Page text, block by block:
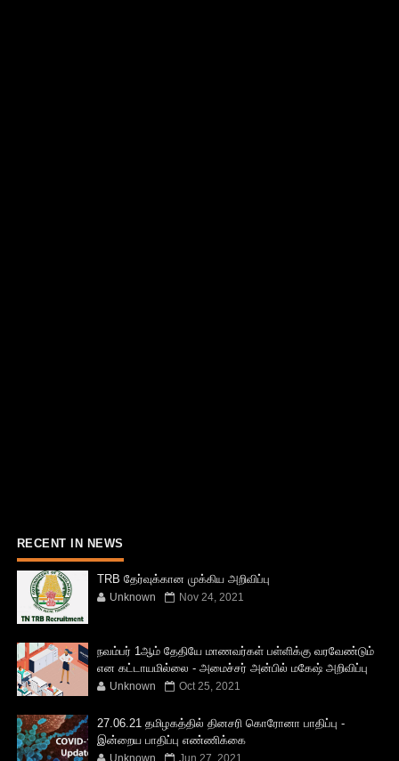
RECENT IN NEWS
TRB தேர்வுக்கான முக்கிய அறிவிப்பு
Unknown Nov 24, 2021
நவம்பர் 1ஆம் தேதியே மாணவர்கள் பள்ளிக்கு வரவேண்டும்
என கட்டாயமில்லை - அமைச்சர் அன்பில் மகேஷ் அறிவிப்பு
Unknown Oct 25, 2021
27.06.21 தமிழகத்தில் தினசரி கொரோனா பாதிப்பு -
இன்றைய பாதிப்பு எண்ணிக்கை
Unknown Jun 27, 2021